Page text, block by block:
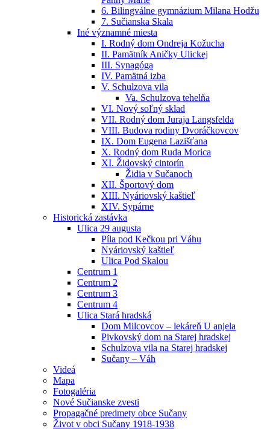
6. Bilingválne gymnázium Milana Hodžu
7. Sučianska Skala
Iné významné miesta
I. Rodný dom Ondreja Kožucha
II. Pamätník Aničky Ulickej
III. Synagóga
IV. Pamätná izba
V. Schulzova vila
Va. Schulzova tehelňa
VI. Nový soľný sklad
VII. Rodný dom Juraja Langsfelda
VIII. Budova rodiny Dvoráčkovcov
IX. Dom Eugena Lazišťana
X. Rodný dom Ruda Morica
XI. Židovský cintorín
Židia v Sučanoch
XII. Športový dom
XIII. Nyáriovský kaštieľ
XIV. Sypárne
Historická zastávka
Ulica 29 augusta
Píla pod Kečkou pri Váhu
Nyáriovský kaštieľ
Ulica Pod Skalou
Centrum 1
Centrum 2
Centrum 3
Centrum 4
Ulica Stará hradská
Dom Milcovcov – lekáreň U anjela
Pivkovský dom na Starej hradskej
Schulzova vila na Starej hradskej
Sučany – Váh
Videá
Mapa
Fotogaléria
Nové Sučianske zvesti
Propagačné predmety obce Sučany
Život v obci Sučany 1918-1938